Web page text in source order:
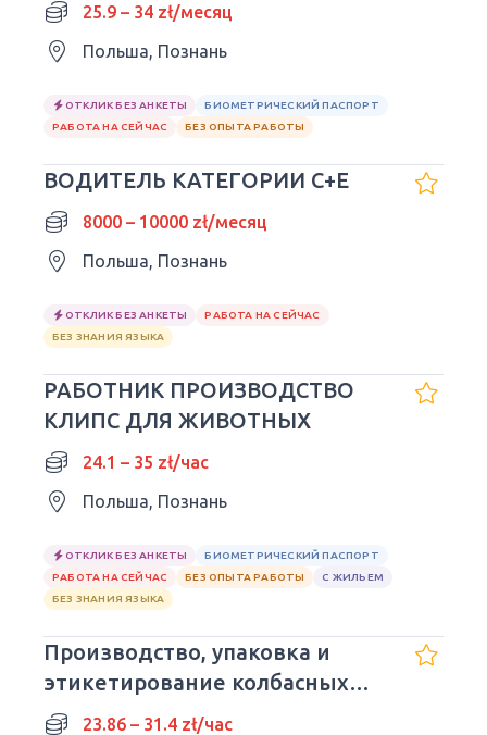
25.9 – 34 zł/месяц
Польша, Познань
ОТКЛИК БЕЗ АНКЕТЫ
БИОМЕТРИЧЕСКИЙ ПАСПОРТ
РАБОТА НА СЕЙЧАС
БЕЗ ОПЫТА РАБОТЫ
ВОДИТЕЛЬ КАТЕГОРИИ С+Е
8000 – 10000 zł/месяц
Польша, Познань
ОТКЛИК БЕЗ АНКЕТЫ
РАБОТА НА СЕЙЧАС
БЕЗ ЗНАНИЯ ЯЗЫКА
РАБОТНИК ПРОИЗВОДСТВО
КЛИПС ДЛЯ ЖИВОТНЫХ
24.1 – 35 zł/час
Польша, Познань
ОТКЛИК БЕЗ АНКЕТЫ
БИОМЕТРИЧЕСКИЙ ПАСПОРТ
РАБОТА НА СЕЙЧАС
БЕЗ ОПЫТА РАБОТЫ
С ЖИЛЬЕМ
БЕЗ ЗНАНИЯ ЯЗЫКА
Производство, упаковка и
этикетирование колбасных
изделий
23.86 – 31.4 zł/час